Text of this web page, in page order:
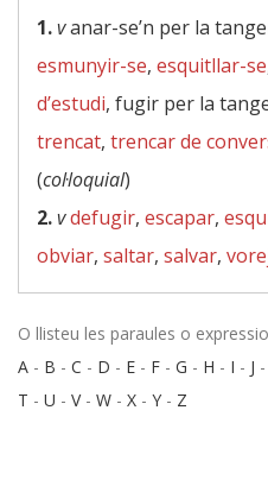
1.vanar-se’n per la
esmunyir-se, esquitllar-se
d’estudi, fugir per la
trencat, trencar de
(col·loquial)
2.vdefugir, escapar,
obviar, saltar, salvar,
O llisteu les paraules o
A - B - C - D - E - F - G - H - I - J -
T - U - V- W - X - Y - Z